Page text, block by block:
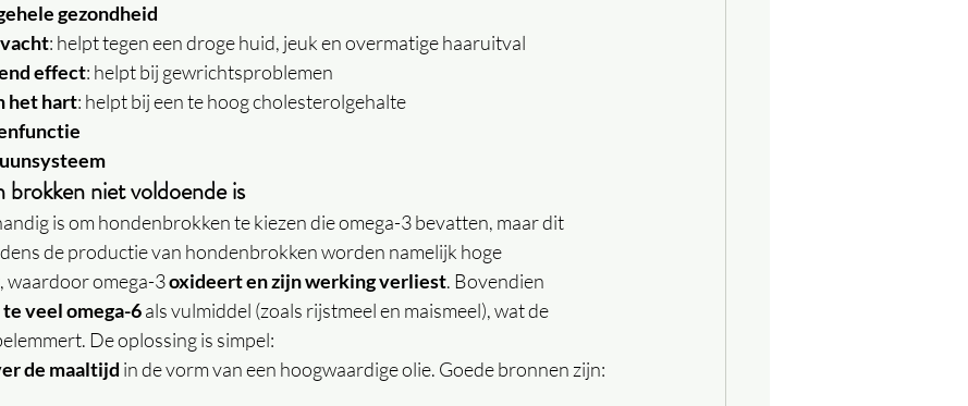
gezondheid
: helpt tegen een droge huid, jeuk en overmatige haaruitval
effect: helpt bij gewrichtsproblemen
het hart: helpt bij een te hoog cholesterolgehalte
niet voldoende is
is om hondenbrokken te kiezen die omega-3 bevatten, maar dit
de productie van hondenbrokken worden namelijk hoge
omega-3 oxideert en zijn werking verliest. Bovendien
te veel omega-6 als vulmiddel (zoals rijstmeel en maismeel), wat de
De oplossing is simpel:
de maaltijd in de vorm van een hoogwaardige olie. Goede bronnen zijn: